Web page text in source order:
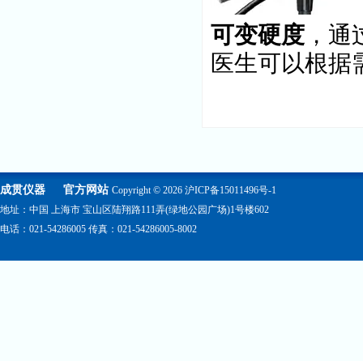
可变硬度 ，
医生可以根据
成贯仪器 官方网站 Copyright © 2026 沪ICP备15011496号-1
地址：中国 上海市 宝山区陆翔路111弄(绿地公园广场)1号楼602
电话：021-54286005 传真：021-54286005-8002